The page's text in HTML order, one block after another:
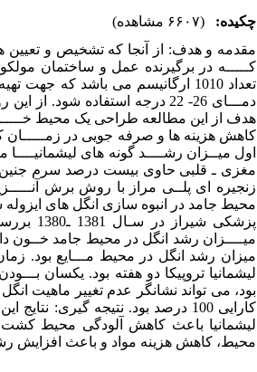
چکیده:
(۶۶۰۷ مشاهده)
مقدمه و هدف: از آنجا که تشخیص و تعیین
کـــــه در برگیرنده عمل و ساختمان
تعداد 1010 ارگانیسم می باشد که
دمـــای 26- 22 درجه
هدف از این مطالعه طراحی یک محیط
کاهش هزینه ها و صرفه جویی در
اول میــزان رشــــد گونه های
مغزی ـ قلبی حاوی بیست درصد سرم جنین
زنجیره ای پلــی مراز با روش برش
پزشکی
میزان رشد انگل در محیط مـــایع بود.
لیشمانیا تروپیکا دو هفته بود. یکسان
کارایی 100 درصد بود. نتیجه
لیشمانیا باعث کاهش آلودگی محیط
محیط، کاهش هزینه مواد و باعث افزایش